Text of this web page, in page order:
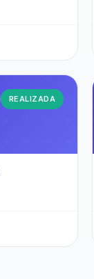
REALIZADA